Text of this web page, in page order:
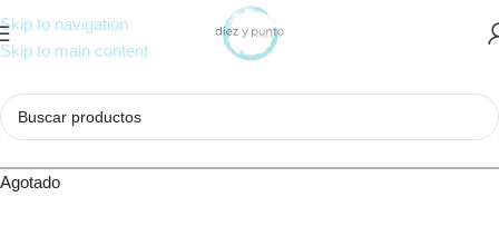
Skip to navigation
Skip to main content
Agotado